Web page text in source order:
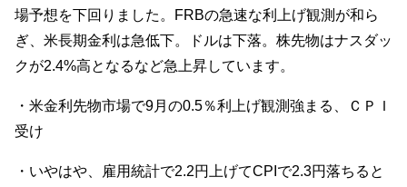
場予想を下回りました。FRBの急速な利上げ観測が和ら
ぎ、米長期金利は急低下。ドルは下落。株先物はナスダッ
クが2.4%高となるなど急上昇しています。
・米金利先物市場で9月の0.5％利上げ観測強まる、ＣＰＩ
受け
・いやはや、雇用統計で2.2円上げてCPIで2.3円落ちると